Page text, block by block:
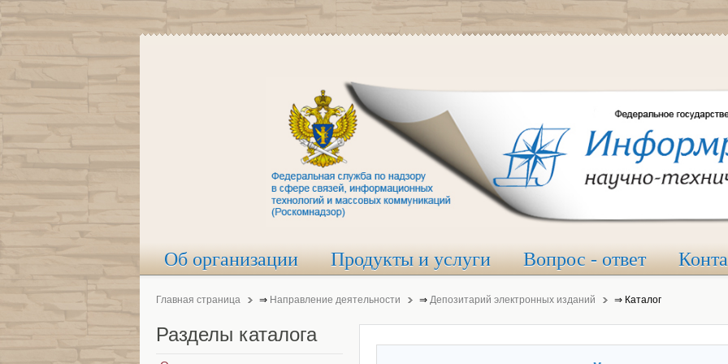
Об организации Продукты и услуги Вопрос - ответ
Главная страница ⇒ Направление деятельности ⇒ Депозитарий электронных изданий ⇒ Каталог
Разделы каталога